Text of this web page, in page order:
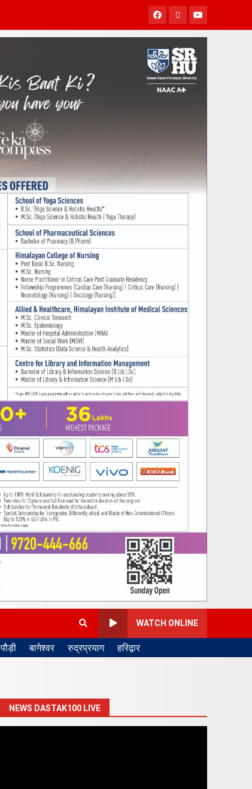
Facebook
TwitterYoutube
WATCH ONLINE
पौड़ी बागेश्वर रुद्रप्रयाग हरिद्वार
NEWS DASTAK100 LIVE